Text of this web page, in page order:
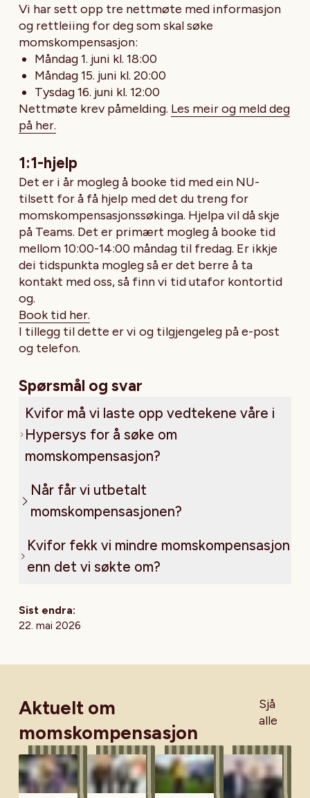
Vi har sett opp tre nettmøte med informasjon
og rettleiing for deg som skal søke
momskompensasjon:
Måndag 1. juni kl. 18:00
Måndag 15. juni kl. 20:00
Tysdag 16. juni kl. 12:00
Nettmøte krev påmelding. Les meir og meld deg
på her.
1:1-hjelp
Det er i år mogleg å booke tid med ein NU-
tilsett for å få hjelp med det du treng for
momskompensasjonssøkinga. Hjelpa vil då skje
på Teams. Det er primært mogleg å booke tid
mellom 10:00-14:00 måndag til fredag. Er ikkje
dei tidspunkta mogleg så er det berre å ta
kontakt med oss, så finn vi tid utafor kontortid
og.
Book tid her.
I tillegg til dette er vi og tilgjengeleg på e-post
og telefon.
Spørsmål og svar
Kvifor må vi laste opp vedtekene våre i
Hypersys for å søke om
momskompensasjon?
Når får vi utbetalt
momskompensasjonen?
Kvifor fekk vi mindre momskompensasjon
enn det vi søkte om?
Sist endra:
22. mai 2026
Aktuelt om
momskompensasjon
Sjå
alle